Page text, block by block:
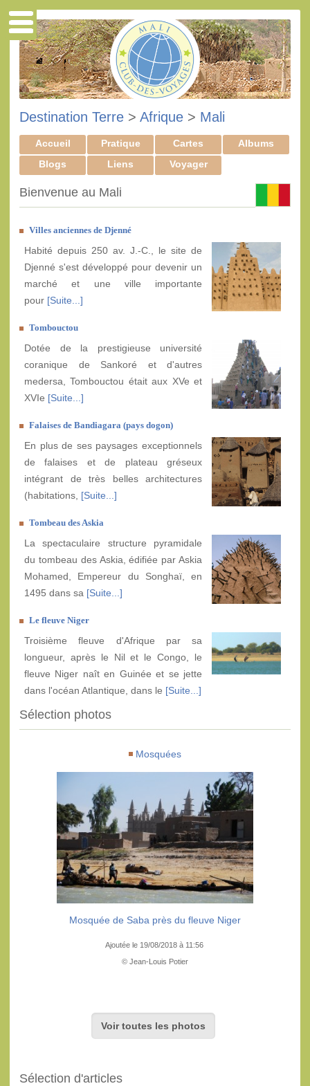
Destination Terre > Afrique > Mali
Accueil Pratique Cartes
Albums
Blogs
Liens Voyager
Bienvenue au Mali
Villes anciennes de Djenné
Habité depuis 250 av. J.-C., le site de
Djenné s'est développé pour devenir un
marché et une ville importante
pour [Suite...]
Tombouctou
Dotée de la prestigieuse université
coranique de Sankoré et d'autres
medersa, Tombouctou était aux XVe et
XVIe [Suite...]
Falaises de Bandiagara (pays dogon)
En plus de ses paysages exceptionnels
de falaises et de plateau gréseux
intégrant de très belles architectures
(habitations, [Suite...]
Tombeau des Askia
La spectaculaire structure pyramidale
du tombeau des Askia, édifiée par Askia
Mohamed, Empereur du Songhaï, en
1495 dans sa [Suite...]
Le fleuve Niger
Troisième fleuve d'Afrique par sa
longueur, après le Nil et le Congo, le
fleuve Niger naît en Guinée et se jette
dans l'océan Atlantique, dans le [Suite...]
Sélection photos
Mosquées
Mosquée de Saba près du fleuve Niger
Ajoutée le 19/08/2018 à 11:56
© Jean-Louis Potier
Voir toutes les photos
Sélection d'articles